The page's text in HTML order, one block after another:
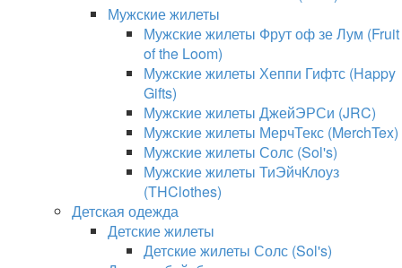
Мужские жилеты
Мужские жилеты Фрут оф зе Лум (Fruit
of the Loom)
Мужские жилеты Хеппи Гифтс (Happy
Gifts)
Мужские жилеты ДжейЭРСи (JRC)
Мужские жилеты МерчТекс (MerchTex)
Мужские жилеты Солс (Sol's)
Мужские жилеты ТиЭйчКлоуз
(THClothes)
Детская одежда
Детские жилеты
Детские жилеты Солс (Sol's)